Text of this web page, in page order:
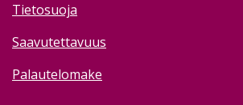
Tietosuoja
Saavutettavuus
Palautelomake